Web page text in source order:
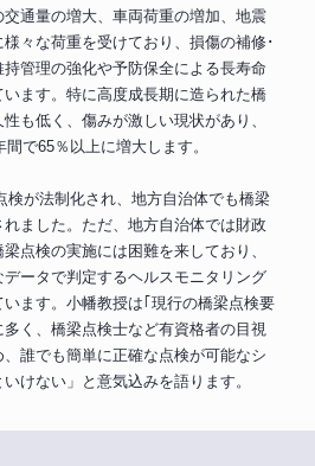
通量の増大、車両荷重の増加、地震
々な荷重を受けており、損傷の補修･
管理の強化や予防保全による長寿命
ます。特に高度成長期に造られた橋
も低く、傷みが激しい現状があり、
で65％以上に増大します。
検が法制化され、地方自治体でも橋梁
ました。ただ、地方自治体では財政
点検の実施には困難を来しており、
ータで判定するヘルスモニタリング
ます。小幡教授は｢現行の橋梁点検要
く、橋梁点検士など有資格者の目視
誰でも簡単に正確な点検が可能なシ
けない」と意気込みを語ります。